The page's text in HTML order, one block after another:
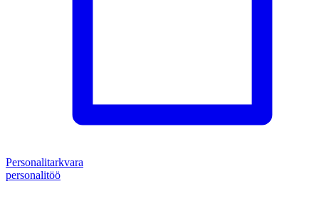
Personalitarkvara
personalitöö